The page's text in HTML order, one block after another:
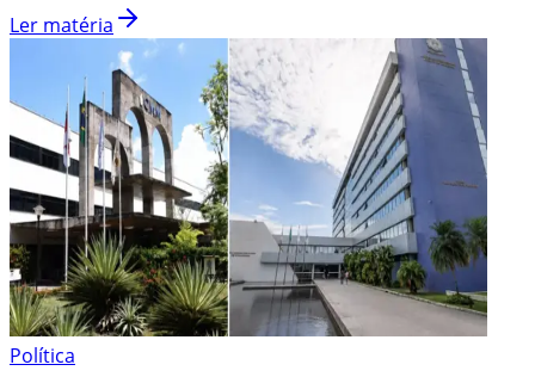
Ler matéria
Política